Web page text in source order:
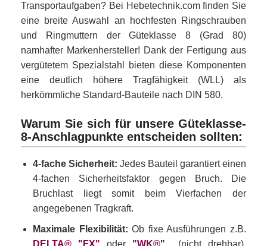
Transportaufgaben? Bei Hebetechnik.com finden Sie
eine breite Auswahl an hochfesten Ringschrauben
und Ringmuttern der Güteklasse 8 (Grad 80)
namhafter Markenhersteller! Dank der Fertigung aus
vergütetem Spezialstahl bieten diese Komponenten
eine deutlich höhere Tragfähigkeit (WLL) als
herkömmliche Standard-Bauteile nach DIN 580.
Warum Sie sich für unsere Güteklasse-
8-Anschlagpunkte entscheiden sollten:
4-fache Sicherheit: Jedes Bauteil garantiert einen
4-fachen Sicherheitsfaktor gegen Bruch. Die
Bruchlast liegt somit beim Vierfachen der
angegebenen Tragkraft.
Maximale Flexibilität: Ob fixe Ausführungen z.B.
DELTA® "FX" oder "WK®" (nicht drehbar),